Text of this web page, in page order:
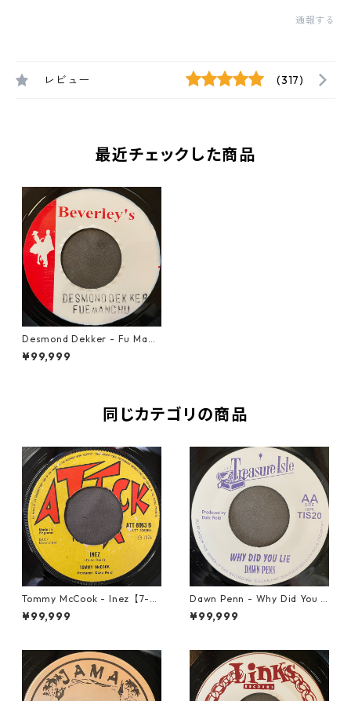
通報する
レビュー (317)
最近チェックした商品
Desmond Dekker - Fu Man
Chu【7-21918】
¥99,999
同じカテゴリの商品
Tommy McCook - Inez【7-21
840】
¥99,999
Dawn Penn - Why Did You Li
e【7-21938】
¥99,999